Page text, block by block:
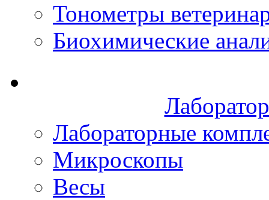
Тонометры
Биохимические
Лабораторные
Микроскопы
Весы